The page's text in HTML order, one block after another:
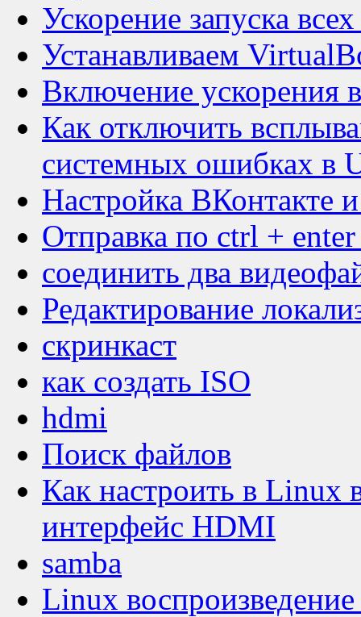
Ускорение запуска
Устанавливаем
Включение ускорения
Как отключить
системных ошибках в
Настройка ВКонтакте
Отправка по ctrl +
соединить два
Редактирование
скринкаст
как создать ISO
hdmi
Поиск файлов
Как настроить в Linux
интерфейс HDMI
samba
Linux